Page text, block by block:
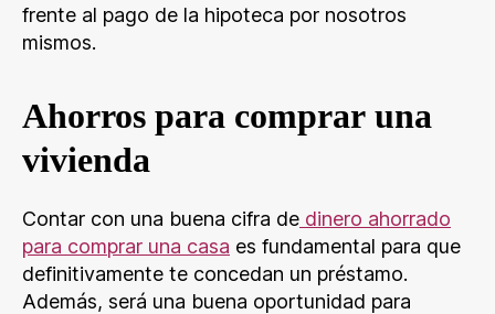
frente al pago de la hipoteca por nosotros
mismos.
Ahorros para comprar una
vivienda
Contar con una buena cifra de dinero ahorrado
para comprar una casa es fundamental para que
definitivamente te concedan un préstamo.
Además, será una buena oportunidad para